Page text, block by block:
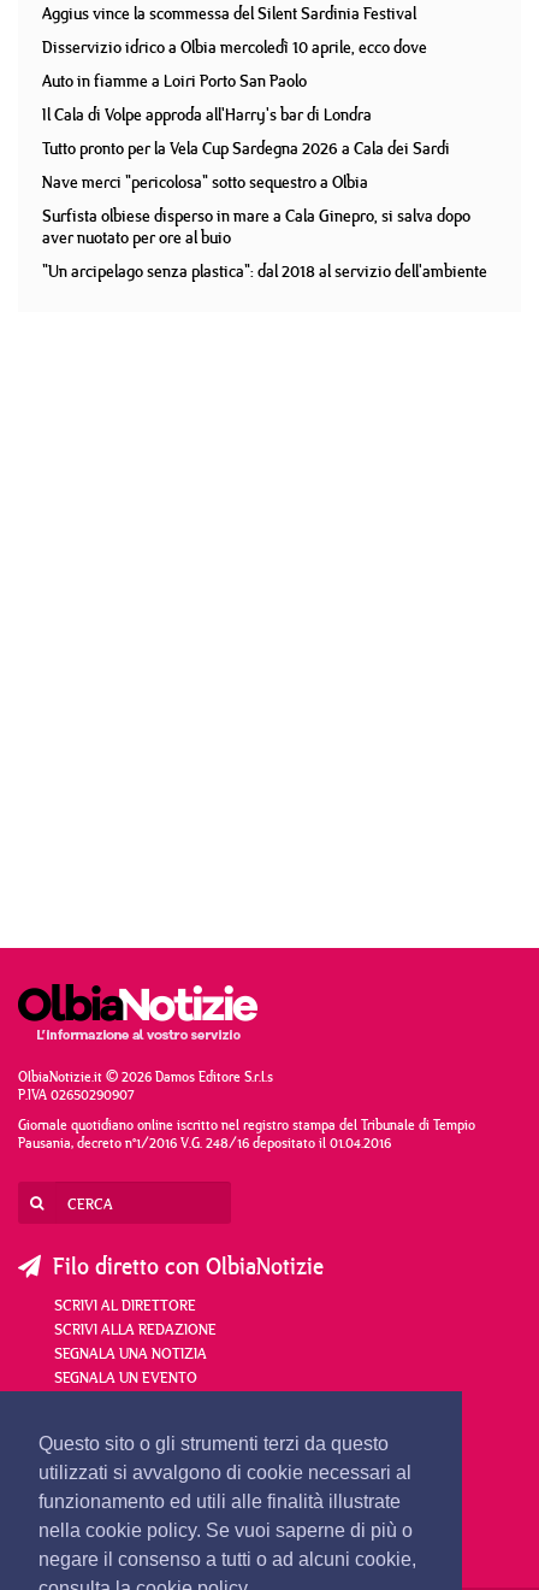
Questo sito o gli strumenti terzi da questo
utilizzati si avvalgono di cookie necessari al
funzionamento ed utili alle finalità illustrate
nella cookie policy. Se vuoi saperne di più o
negare il consenso a tutti o ad alcuni cookie,
Aggius vince la scommessa del Silent Sardinia Festival
Disservizio idrico a Olbia mercoledì 10 aprile, ecco dove
Auto in fiamme a Loiri Porto San Paolo
Il Cala di Volpe approda all'Harry's bar di Londra
Tutto pronto per la Vela Cup Sardegna 2026 a Cala dei Sardi
Nave merci "pericolosa" sotto sequestro a Olbia
Surfista olbiese disperso in mare a Cala Ginepro, si salva dopo
aver nuotato per ore al buio
"Un arcipelago senza plastica": dal 2018 al servizio dell'ambiente
OlbiaNotizie.it © 2026 Damos Editore S.r.l.s
P.IVA 02650290907
Giornale quotidiano online iscritto nel registro stampa del Tribunale di Tempio
Pausania, decreto n°1/2016 V.G. 248/16 depositato il 01.04.2016
Filo diretto con OlbiaNotizie
SCRIVI AL DIRETTORE
SCRIVI ALLA REDAZIONE
SEGNALA UNA NOTIZIA
SEGNALA UN EVENTO
redazione@olbianotizie.it